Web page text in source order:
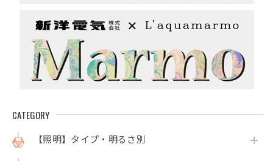
CATEGORY
【照明】タイプ・明るさ別